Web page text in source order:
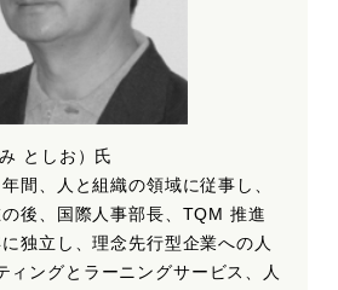
としお）氏
間、人と組織の領域に従事し、
後、国際人事部長、TQM 推進
独立し、理念先行型企業への人
ィングとラーニングサービス、人